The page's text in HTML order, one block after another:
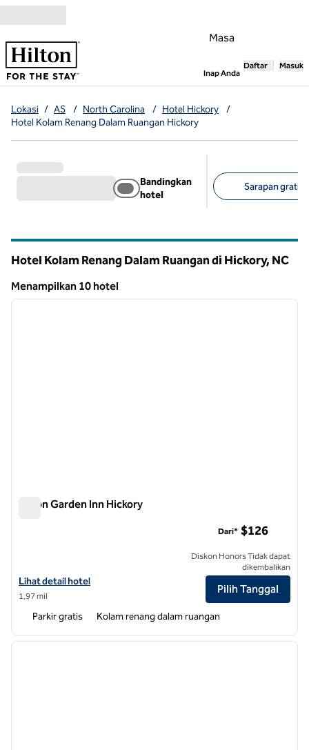
Lompati ke Konten
Masa
Inap Anda,Membuka
Daftar Masuk
Lokasi / AS / North Carolina / Hotel Hickory
/
Hotel Kolam Renang Dalam Ruangan Hickory
Bandingkan
hotel
Sarapan gratis
Hotel Kolam Renang Dalam Ruangan di Hickory, NC
Menampilkan 10 hotel
Menampilkan 10 hotel
1 dari 12
Hilton Garden Inn Hickory
Lihat detail hotel untuk Hilton Garden Inn Hickory
Lihat detail hotel
1,97 mil
Dari* $126
Diskon Honors Tidak dapat
dikembalikan
Pilih Tanggal
Parkir gratis Kolam renang dalam ruangan
1 dari 12